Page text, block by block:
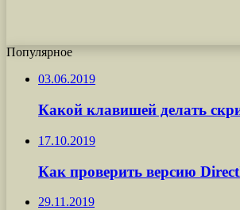
Популярное
03.06.2019
Какой клавишей делать
17.10.2019
Как проверить версию
29.11.2019